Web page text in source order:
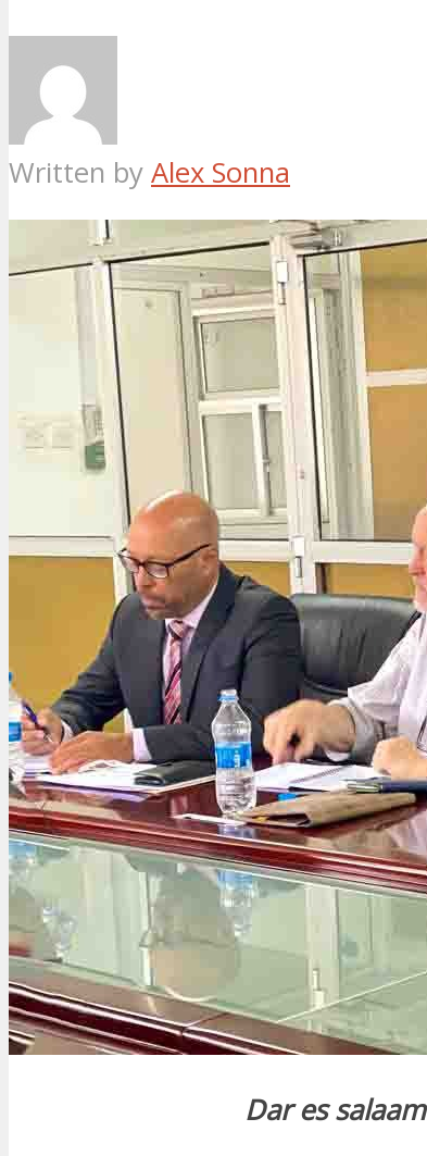
Written by Alex Sonna
Dar es salaam